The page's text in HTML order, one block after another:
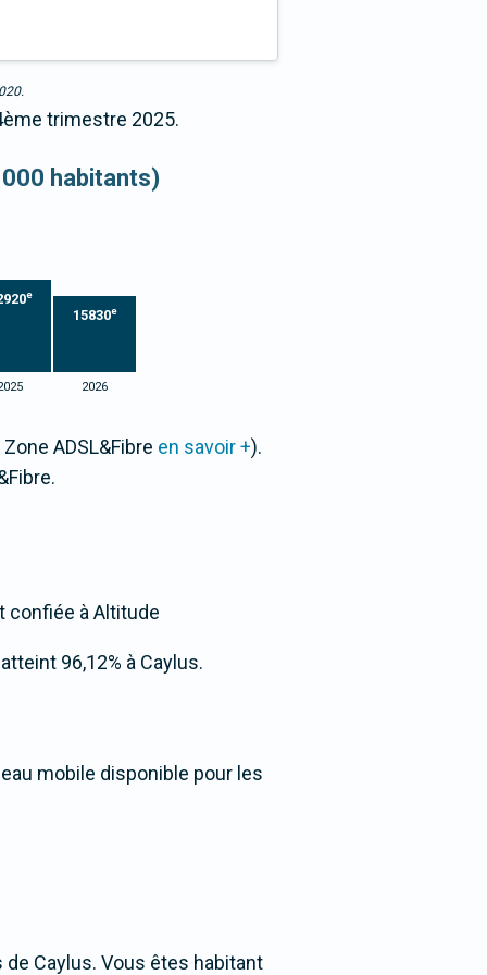
trimestre 2025.
habitants)
e
15830e
2026
ADSL&Fibre en savoir +).
confiée à Altitude
96,12% à Caylus.
mobile disponible pour les
Caylus. Vous êtes habitant